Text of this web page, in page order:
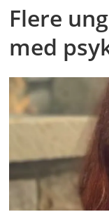
Flere
med